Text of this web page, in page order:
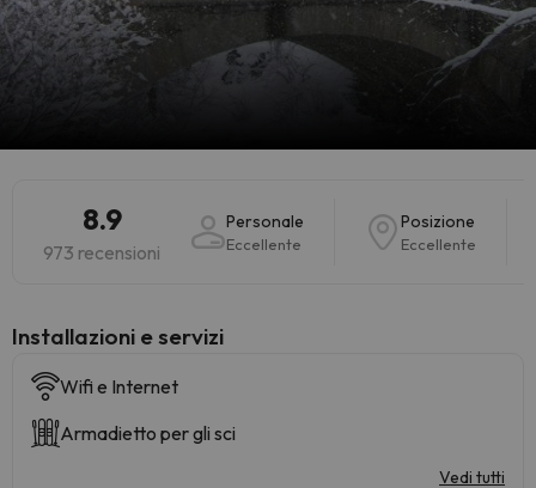
8.9
973 recensioni
Personale
Eccellente
Posizione
Eccellente
Installazioni e servizi
Wifi e Internet
Armadietto per gli sci
Vedi tutti